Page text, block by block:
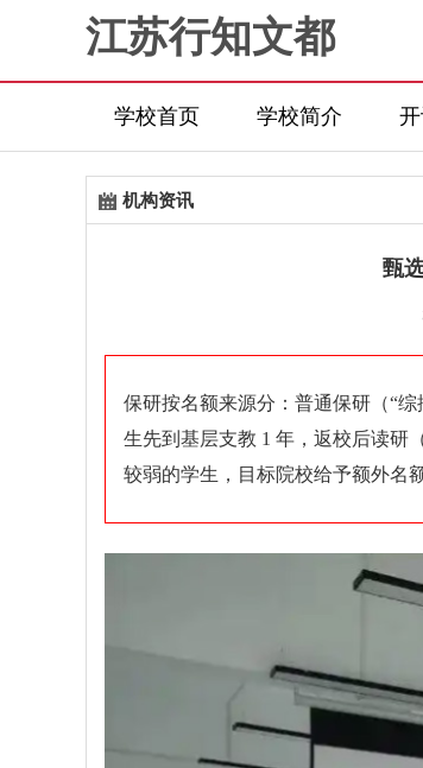
江苏行知文都
学校首页 学校简介
机构资讯
甄
保研按名额来源分：普通保研（“
生先到基层支教 1 年，返校后读研
较弱的学生，目标院校给予额外名